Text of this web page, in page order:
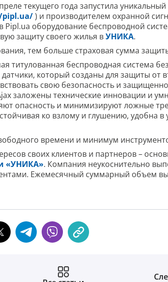
текущего года запустила
) и производителем охранной
Pipl.ua оборудование беспроводной
защиту своего жилья вУНИКА.
тем больше страховая сумма
титулованная беспроводная система
датчики, который созданы для защиты от
свою безопасность и
заложены технические инновации и
опасность и минимизируют ложные
ко взлому и глушению, удобна в
времени и минимум
своих клиентов и партнеров –
«УНИКА». Компания неукоснительно
Ежемесячный суммарный объем